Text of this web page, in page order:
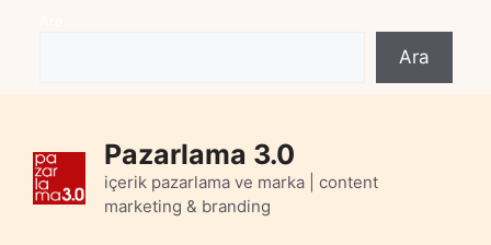
Ara
Pazarlama 3.0
içerik pazarlama ve marka | content
marketing & branding